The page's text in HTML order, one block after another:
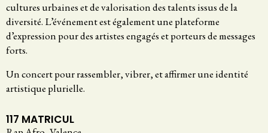
cultures urbaines et de valorisation des talents issus de la
diversité. L’événement est également une plateforme
d’expression pour des artistes engagés et porteurs de messages
forts.
Un concert pour rassembler, vibrer, et affirmer une identité
artistique plurielle.
117 MATRICUL